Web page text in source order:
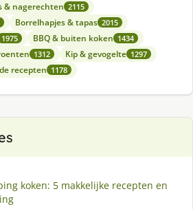
& nagerechten 2115
Borrelhapjes & tapas 2015
1975 BBQ & buiten koken 1434
1312 Kip & gevogelte 1297
recepten 1178
koken: 5 makkelijke recepten en